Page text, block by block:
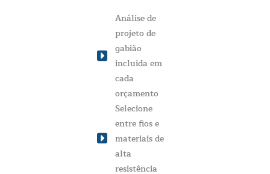
Análise de
projeto de
gabião
incluída em
cada
orçamento
Selecione
entre fios e
materiais de
alta
resistência